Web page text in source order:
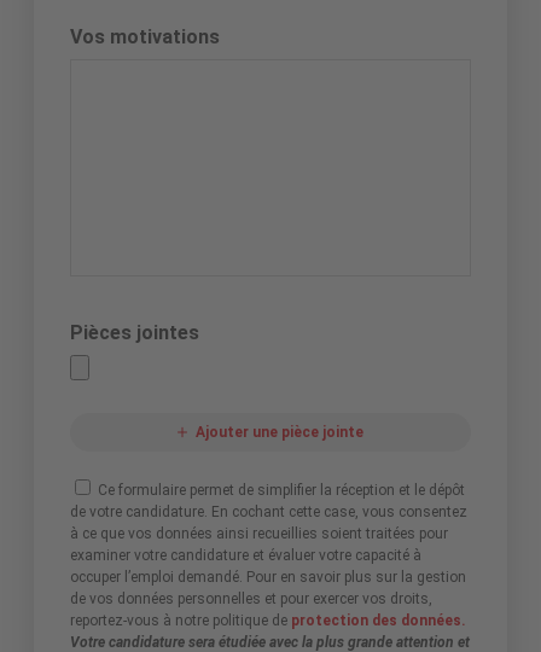
Vos motivations
Pièces jointes
Ajouter une pièce jointe
Ce formulaire permet de simplifier la réception et le dépôt
de votre candidature. En cochant cette case, vous consentez
à ce que vos données ainsi recueillies soient traitées pour
examiner votre candidature et évaluer votre capacité à
occuper l’emploi demandé. Pour en savoir plus sur la gestion
de vos données personnelles et pour exercer vos droits,
reportez-vous à notre politique de protection des données.
Votre candidature sera étudiée avec la plus grande attention et